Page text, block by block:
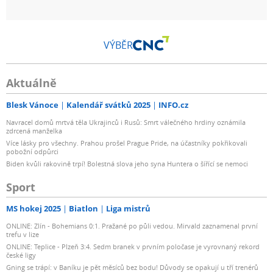
VÝBĚR
Aktuálně
Blesk Vánoce Kalendář svátků 2025 INFO.cz
Navracel domů mrtvá těla Ukrajinců i Rusů: Smrt válečného hrdiny oznámila
zdrcená manželka
Více lásky pro všechny. Prahou prošel Prague Pride, na účastníky pokřikovali
pobožní odpůrci
Biden kvůli rakovině trpí! Bolestná slova jeho syna Huntera o šířící se nemoci
Sport
MS hokej 2025 Biatlon Liga mistrů
ONLINE: Zlín - Bohemians 0:1. Pražané po půli vedou. Mirvald zaznamenal první
trefu v lize
ONLINE: Teplice - Plzeň 3:4. Sedm branek v prvním poločase je vyrovnaný rekord
české ligy
Gning se trápí: v Baníku je pět měsíců bez bodu! Důvody se opakují u tří trenérů